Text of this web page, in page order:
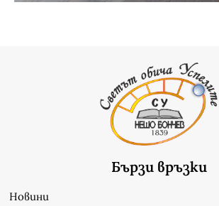
Бързи връзки
Новини